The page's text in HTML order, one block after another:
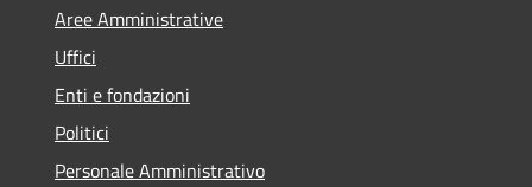
Aree Amministrative
Uffici
Enti e fondazioni
Politici
Personale Amministrativo